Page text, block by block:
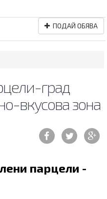
ПОДАЙ ОБЯВА
град
вкусова зона
парцели -